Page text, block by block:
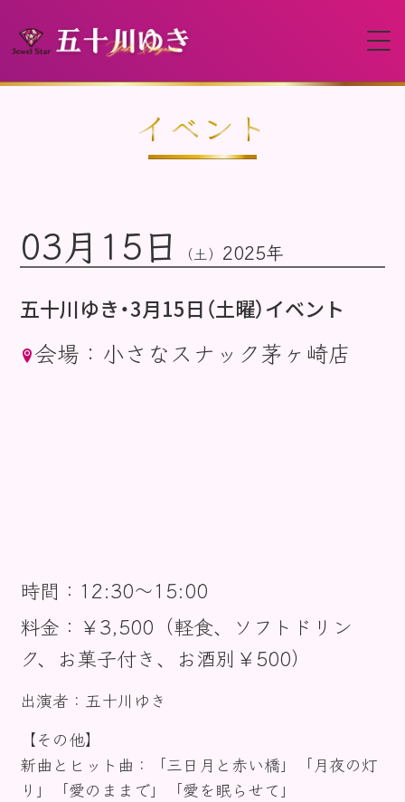
HOME
イベント
動画
ディスコグラフィー
イベント
03月15日 （土） 2025年
五十川ゆき・3月15日（土曜）イベント
会場：小さなスナック茅ヶ崎店
時間：12:30～15:00
料金：￥3,500（軽食、ソフトドリン
ク、お菓子付き、お酒別￥500）
出演者：五十川ゆき
【その他】
新曲とヒット曲：「三日月と赤い橋」「月夜の灯
り」「愛のままで」「愛を眠らせて」